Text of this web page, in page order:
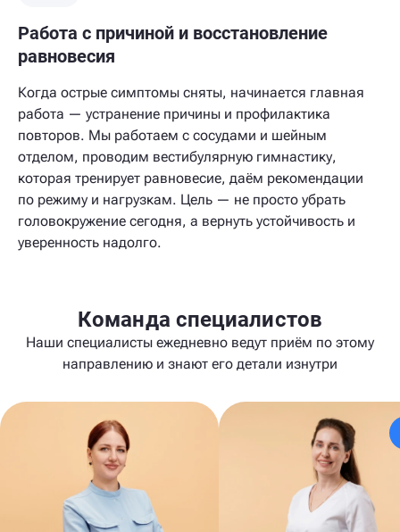
Работа с причиной и восстановление
равновесия
Когда острые симптомы сняты, начинается главная
работа — устранение причины и профилактика
повторов. Мы работаем с сосудами и шейным
отделом, проводим вестибулярную гимнастику,
которая тренирует равновесие, даём рекомендации
по режиму и нагрузкам. Цель — не просто убрать
головокружение сегодня, а вернуть устойчивость и
уверенность надолго.
Команда специалистов
Наши специалисты ежедневно ведут приём по этому
направлению и знают его детали изнутри